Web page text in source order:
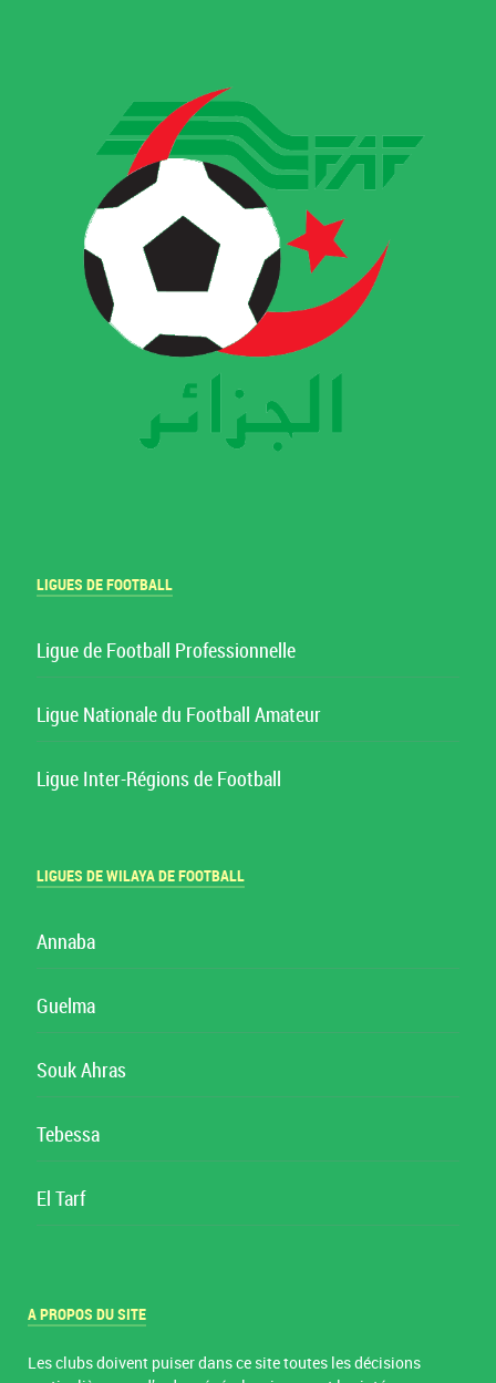
LIGUES DE FOOTBALL
Ligue de Football Professionnelle
Ligue Nationale du Football Amateur
Ligue Inter-Régions de Football
LIGUES DE WILAYA DE FOOTBALL
Annaba
Guelma
Souk Ahras
Tebessa
El Tarf
A PROPOS DU SITE
Les clubs doivent puiser dans ce site toutes les décisions